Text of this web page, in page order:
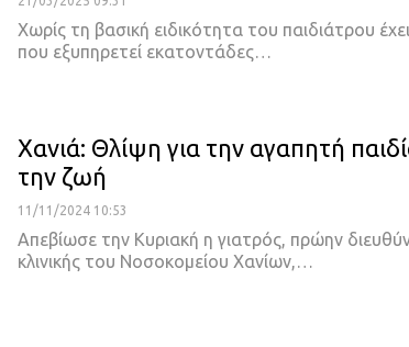
Χωρίς τη βασική ειδικότητα του παιδιάτρου
που εξυπηρετεί εκατοντάδες…
Χανιά: Θλίψη για την αγαπητή
την ζωή
11/11/2024 10:53
Απεβίωσε την Κυριακή η γιατρός, πρώην
κλινικής του Νοσοκομείου Χανίων,…